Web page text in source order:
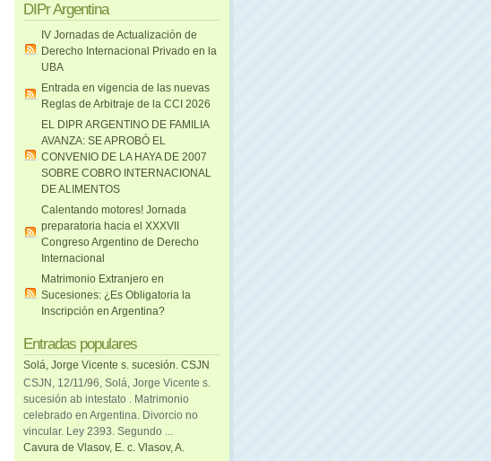
DIPr Argentina
IV Jornadas de Actualización de
Derecho Internacional Privado en la
UBA
Entrada en vigencia de las nuevas
Reglas de Arbitraje de la CCI 2026
EL DIPR ARGENTINO DE FAMILIA
AVANZA: SE APROBÓ EL
CONVENIO DE LA HAYA DE 2007
SOBRE COBRO INTERNACIONAL
DE ALIMENTOS
Calentando motores! Jornada
preparatoria hacia el XXXVII
Congreso Argentino de Derecho
Internacional
Matrimonio Extranjero en
Sucesiones: ¿Es Obligatoria la
Inscripción en Argentina?
Entradas populares
Solá, Jorge Vicente s. sucesión. CSJN
CSJN, 12/11/96, Solá, Jorge Vicente s.
sucesión ab intestato . Matrimonio
celebrado en Argentina. Divorcio no
vincular. Ley 2393. Segundo ...
Cavura de Vlasov, E. c. Vlasov, A.